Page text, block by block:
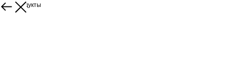
Ещё продукты